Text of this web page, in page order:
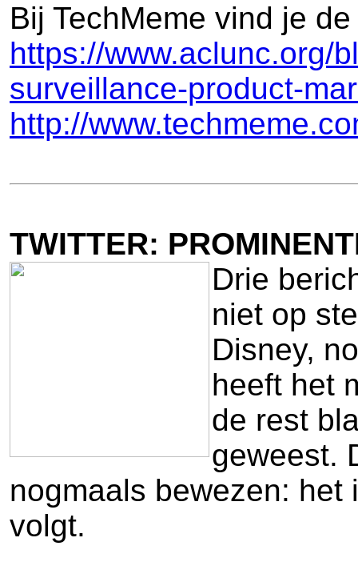
Bij TechMeme vind je
https://www.aclunc.org/
surveillance-product-
http://
TWITTER:
Drie
niet op
Disney,
heeft het
de rest
geweest.
nogmaals bewezen:
volgt.